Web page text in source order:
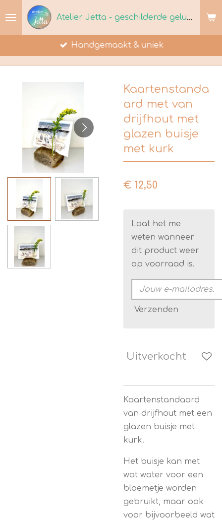
hoofdinhoud
Atelier Jetta - geschilderde geluksmomenten
Handgemaakt & uniek
Kaartenstanda
ard met van
drijfhout met
glazen buisje
met kurk
€ 12,50
Laat het me
weten wanneer
dit product weer
op voorraad is.
Verzenden
Uitverkocht
Kaartenstandaard
van drijfhout met een
glazen buisje met
kurk.
Het buisje kan met
wat water voor een
bloemetje worden
gebruikt, maar ook
voor bijvoorbeeld wat